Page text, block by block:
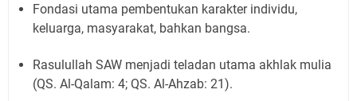
Fondasi utama pembentukan karakter individu,
keluarga, masyarakat, bahkan bangsa.
Rasulullah SAW menjadi teladan utama akhlak mulia
(QS. Al-Qalam: 4; QS. Al-Ahzab: 21).